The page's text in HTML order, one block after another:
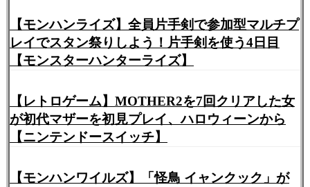
【モンハンライズ】全員片手剣で参加型マルチプ
レイでスタン祭りしよう！片手剣を使う4日目
【モンスターハンターライズ】
【レトロゲーム】MOTHER2を7回クリアした女
が初代マザーを初見プレイ、ハロウィーンから
【ニンテンドースイッチ】
【モンハンワイルズ】「怪鳥 イャンクック」が